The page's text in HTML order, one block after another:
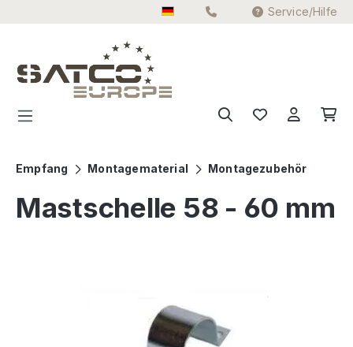
Zum Hauptinhalt springen Service/Hilfe
Empfang Montagematerial Montagezubehör
Mastschelle 58 - 60 mm